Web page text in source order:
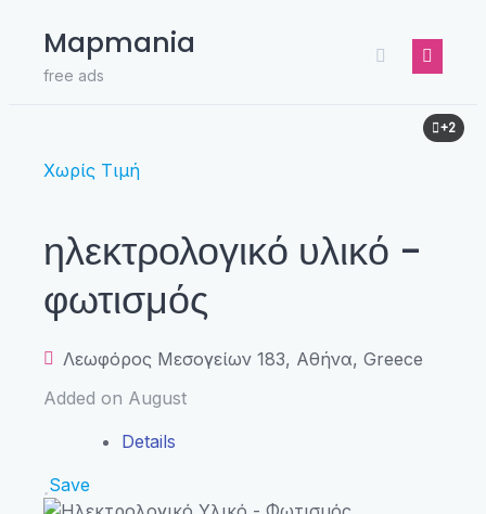
content
Mapmania
free ads
Χωρίς Τιμή
ηλεκτρολογικό υλικό -
φωτισμός
Λεωφόρος Μεσογείων 183, Αθήνα, Greece
Added on August
Details
Save
+2